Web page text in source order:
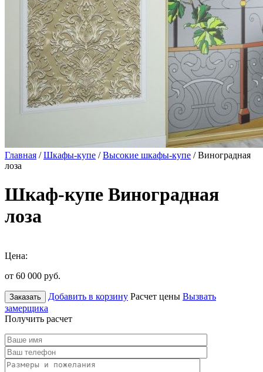
Главная /Шкафы-купе /Высокие шкафы-купе / Виноградная
лоза
Шкаф-купе Виноградная
лоза
Цена:
от 60 000 руб.
Заказать Добавить в корзину Расчет цены Вызвать
замерщика
Получить расчет